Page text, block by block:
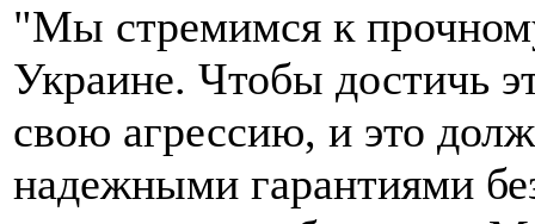
"Мы стремимся к
Украине. Чтобы достичь
свою агрессию, и это
надежными гарантиями